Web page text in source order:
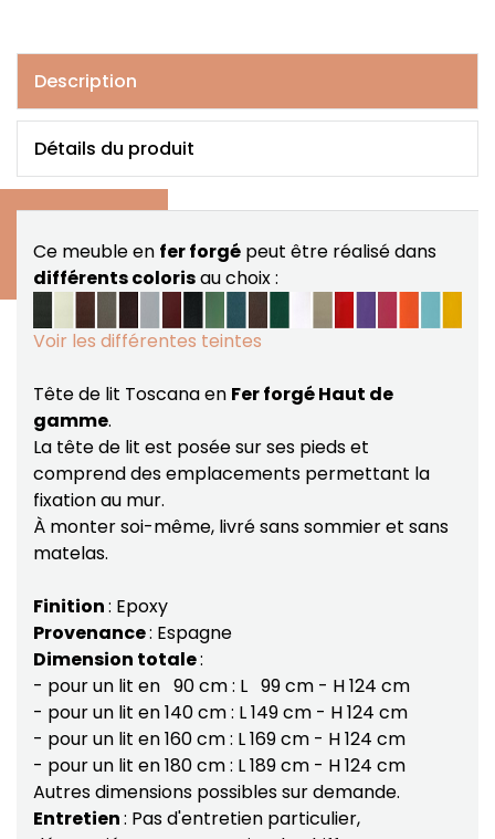
Description
Ce meuble en fer forgépeut être réalisé dans
différents colorisau choix :
Voir les différentes teintes
Tête de lit Toscana en Fer forgé Haut de
gamme.
La tête de lit est posée sur ses pieds et
comprend des emplacements permettant la
fixation au mur.
À monter soi-même, livré sans sommier et sans
matelas.
Finition: Epoxy
Provenance: Espagne
Dimension totale:
- pour un lit en 90 cm : L 99 cm - H 124 cm
- pour un lit en 140 cm : L 149 cm - H 124 cm
- pour un lit en 160 cm : L 169 cm - H 124 cm
- pour un lit en 180 cm : L 189 cm - H 124 cm
Autres dimensions possibles sur demande.
Entretien: Pas d'entretien particulier,
Détails du produit